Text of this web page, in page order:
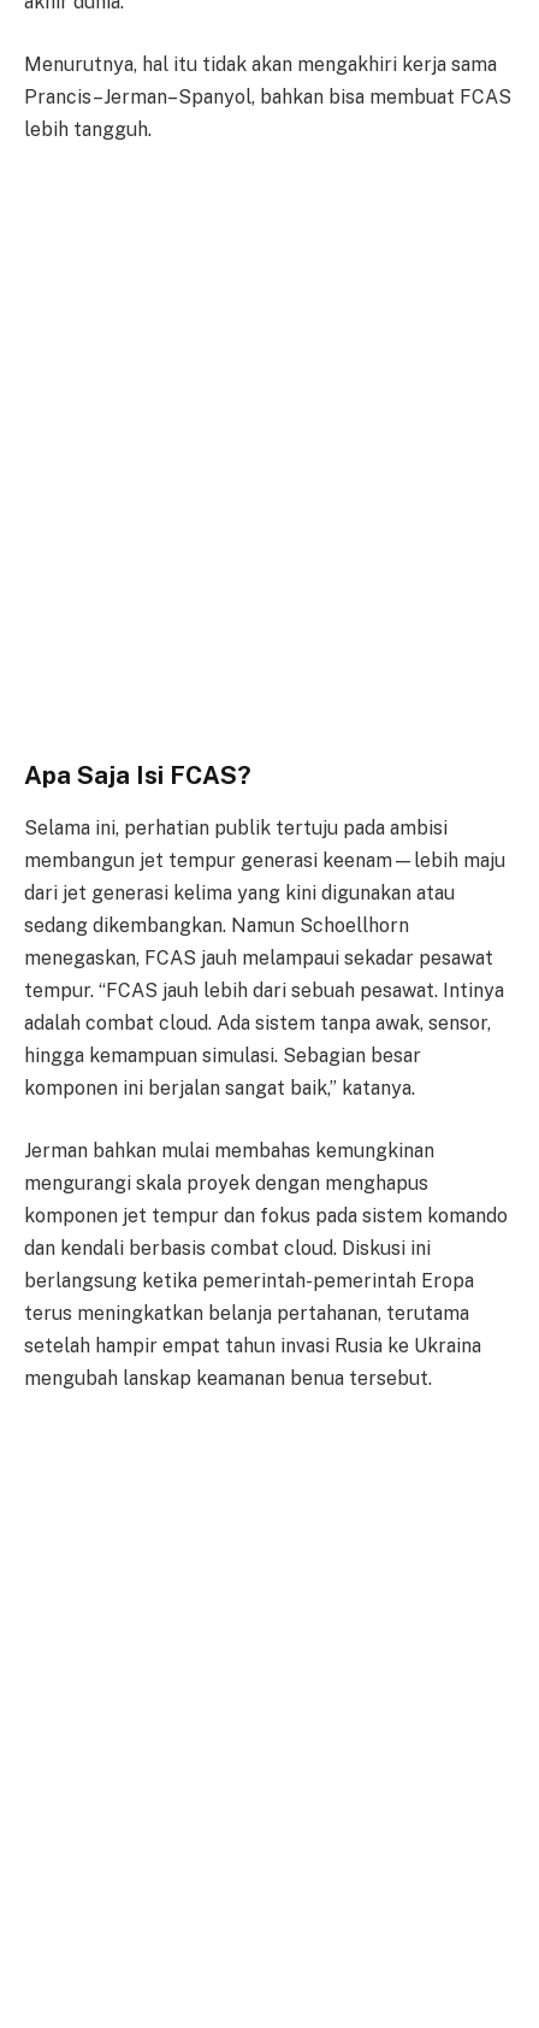
Menurutnya, hal itu tidak akan mengakhiri kerja sama
Prancis–Jerman–Spanyol, bahkan bisa membuat FCAS
lebih tangguh.
Apa Saja Isi FCAS?
Selama ini, perhatian publik tertuju pada ambisi
membangun jet tempur generasi keenam—lebih maju
dari jet generasi kelima yang kini digunakan atau
sedang dikembangkan. Namun Schoellhorn
menegaskan, FCAS jauh melampaui sekadar pesawat
tempur. “FCAS jauh lebih dari sebuah pesawat. Intinya
adalah combat cloud. Ada sistem tanpa awak, sensor,
hingga kemampuan simulasi. Sebagian besar
komponen ini berjalan sangat baik,” katanya.
Jerman bahkan mulai membahas kemungkinan
mengurangi skala proyek dengan menghapus
komponen jet tempur dan fokus pada sistem komando
dan kendali berbasis combat cloud. Diskusi ini
berlangsung ketika pemerintah-pemerintah Eropa
terus meningkatkan belanja pertahanan, terutama
setelah hampir empat tahun invasi Rusia ke Ukraina
mengubah lanskap keamanan benua tersebut.